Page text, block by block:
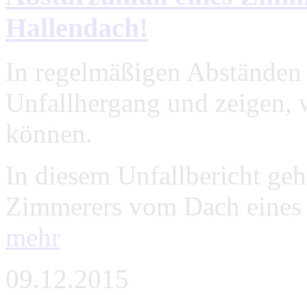
Hallendach!
In regelmäßigen
Unfallhergang und zeigen,
können.
In diesem Unfallbericht
Zimmerers vom Dach
mehr
09.12.2015